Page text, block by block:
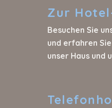
Zur
Besuchen Sie
und erfahren
unser Haus und